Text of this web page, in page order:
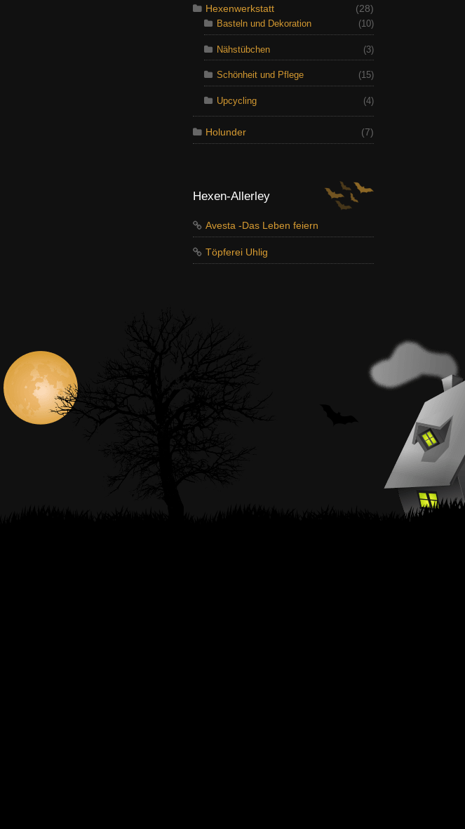
Hexenwerkstatt
(28)
Basteln und Dekoration
(10)
Nähstübchen (3)
Schönheit und Pflege (15)
Upcycling (4)
Holunder (7)
Hexen-Allerley
Avesta -Das Leben feiern
Töpferei Uhlig